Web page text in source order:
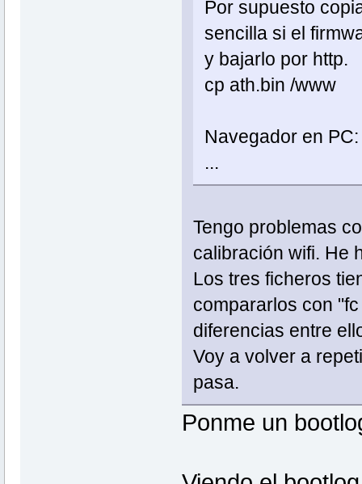
Por supuesto
sencilla si el
y bajarlo por http.
cp ath.bin /www
Navegador en
...
Tengo problemas
calibración wifi. He
Los tres ficheros
compararlos con
diferencias entre
Voy a volver a
pasa.
Ponme un